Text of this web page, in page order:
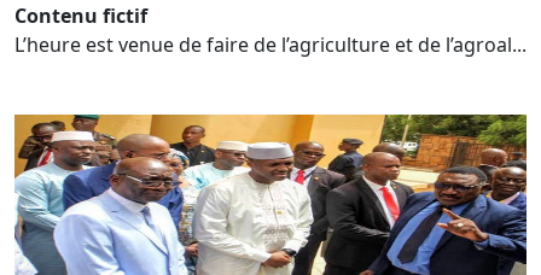
Contenu fictif
L’heure est venue de faire de l’agriculture et de l’agroal...